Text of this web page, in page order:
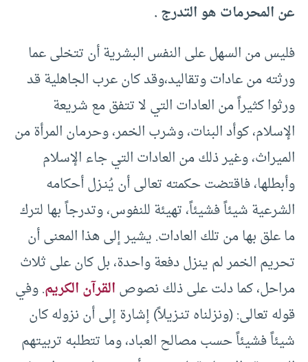
عن المحرمات هو التدرج .
فليس من السهل على النفس البشرية أن تتخلى عما
ورثته من عادات وتقاليد،وقد كان عرب الجاهلية قد
ورثوا كثيراً من العادات التي لا تتفق مع شريعة
الإسلام، كوأد البنات، وشرب الخمر، وحرمان المرأة من
الميراث، وغير ذلك من العادات التي جاء الإسلام
وأبطلها، فاقتضت حكمته تعالى أن يُنـزل أحكامه
الشرعية شيئاً فشيئاً، تهيئة للنفوس، وتدرجاً بها لترك
ما علق بها من تلك العادات. يشير إلى هذا المعنى أن
تحريم الخمر لم ينزل دفعة واحدة، بل كان على ثلاث
مراحل، كما دلت على ذلك نصوصالقرآن الكريم. وفي
قوله تعالى: (ونزلناه تنـزيلاً) إشارة إلى أن نزوله كان
شيئاً فشيئاً حسب مصالح العباد، وما تتطلبه تربيتهم